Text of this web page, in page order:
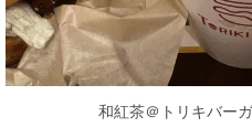
和紅茶＠トリキバー